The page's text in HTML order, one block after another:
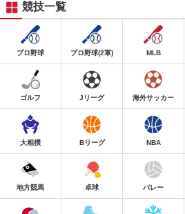
競技一覧
プロ野球 プロ野球(2軍) MLB
ゴルフ Jリーグ 海外サッカー
大相撲 Bリーグ NBA
地方競馬 卓球 バレー